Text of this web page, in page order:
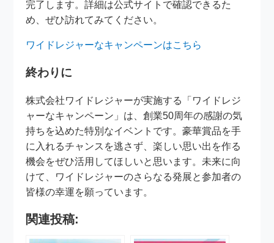
完了します。詳細は公式サイトで確認できるた
め、ぜひ訪れてみてください。
ワイドレジャーなキャンペーンはこちら
終わりに
株式会社ワイドレジャーが実施する「ワイドレジ
ャーなキャンペーン」は、創業50周年の感謝の気
持ちを込めた特別なイベントです。豪華賞品を手
に入れるチャンスを逃さず、楽しい思い出を作る
機会をぜひ活用してほしいと思います。未来に向
けて、ワイドレジャーのさらなる発展と参加者の
皆様の幸運を願っています。
関連投稿: